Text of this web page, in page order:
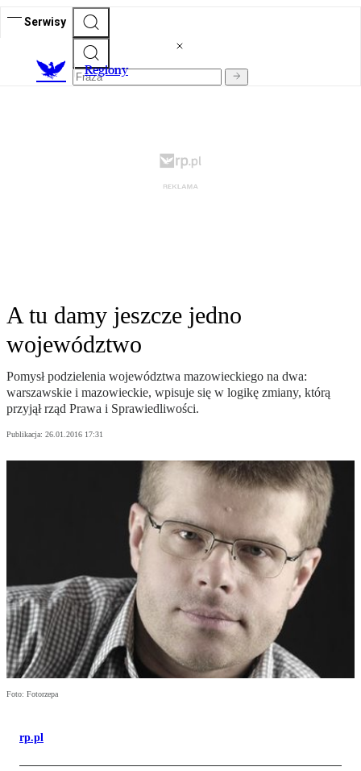
Serwisy
Regiony
A tu damy jeszcze jedno
województwo
Pomysł podzielenia województwa mazowieckiego na dwa:
warszawskie i mazowieckie, wpisuje się w logikę zmiany, którą
przyjął rząd Prawa i Sprawiedliwości.
Publikacja: 26.01.2016 17:31
Foto: Fotorzepa
rp.pl